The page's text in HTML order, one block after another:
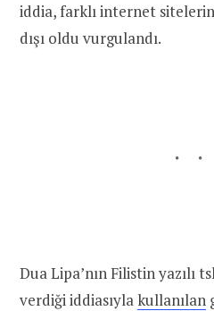
iddia, farklı internet
dışı oldu vurgulandı.
Dua Lipa’nın Filistin yazılı
verdiği iddiasıylakullanılan